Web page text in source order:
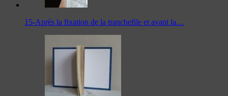
15-Après la fixation de la tranchefile et avant la…